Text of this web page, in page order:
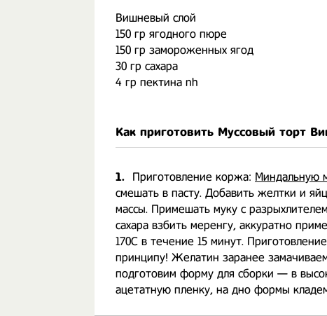
Вишневый слой
150 гр ягодного пюре
150 гр замороженных ягод
30 гр сахара
4 гр пектина nh
Как приготовить Муссовый торт
1. Приготовление коржа: Миндальную
смешать в пасту. Добавить желтки и
массы. Примешать муку с
сахара взбить меренгу, аккуратно
170С в течение 15 минут.
принципу! Желатин заранее
подготовим форму для сборки — в
ацетатную пленку, на дно формы